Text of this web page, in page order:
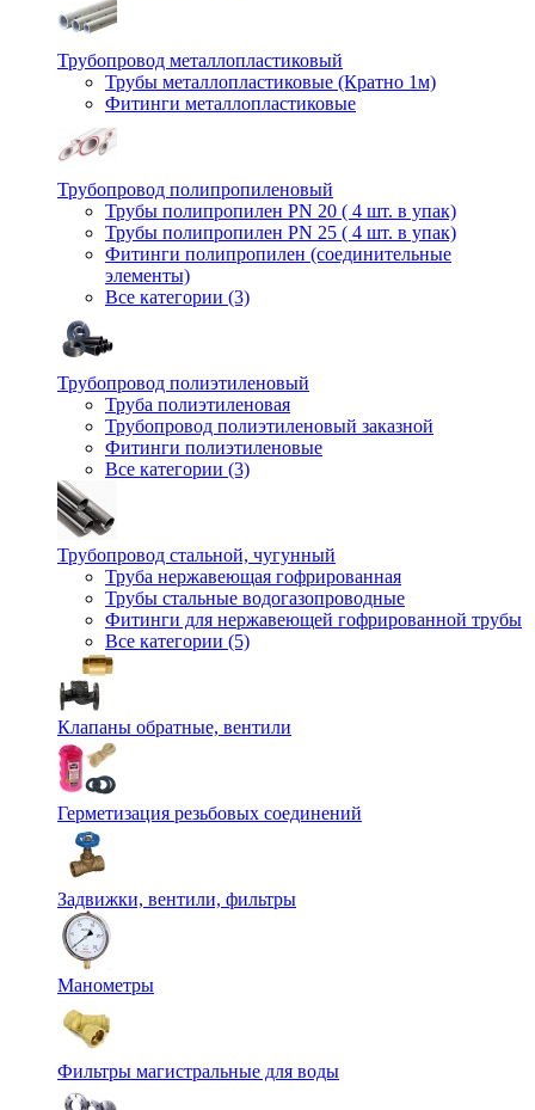
Трубопровод металлопластиковый
Трубы металлопластиковые (Кратно 1м)
Фитинги металлопластиковые
Трубопровод полипропиленовый
Трубы полипропилен PN 20 ( 4 шт. в упак)
Трубы полипропилен PN 25 ( 4 шт. в упак)
Фитинги полипропилен (cоединительные
элементы)
Все категории (3)
Трубопровод полиэтиленовый
Труба полиэтиленовая
Трубопровод полиэтиленовый заказной
Фитинги полиэтиленовые
Все категории (3)
Трубопровод стальной, чугунный
Труба нержавеющая гофрированная
Трубы стальные водогазопроводные
Фитинги для нержавеющей гофрированной трубы
Все категории (5)
Клапаны обратные, вентили
Герметизация резьбовых соединений
Задвижки, вентили, фильтры
Манометры
Фильтры магистральные для воды